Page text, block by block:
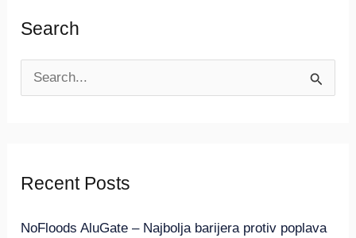
Search
cRecent Posts
NoFloods AluGate – Najbolja barijera protiv poplava